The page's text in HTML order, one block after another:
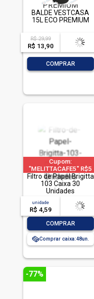
BALDE VESTCASA
15L ECO PREMIUM
R$ 29,99
R$ 13,90
acima de
-- --,--un.
COMPRAR
Cupom:
"MELITTACAFE5" R$5
OFF acima de R$30 em
produtos Melitta
Filtro de Papel Brigitta
103 Caixa 30
Unidades
unidade
R$ 4,59
acima de
-- --,--un.
COMPRAR
Comprar caixa:48
-77%